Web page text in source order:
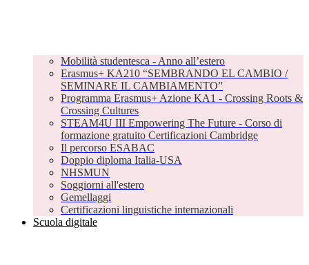
Mobilità studentesca - Anno all’estero
Erasmus+ KA210 “SEMBRANDO EL CAMBIO /
SEMINARE IL CAMBIAMENTO”
Programma Erasmus+ Azione KA1 - Crossing Roots &
Crossing Cultures
STEAM4U III Empowering The Future - Corso di
formazione gratuito Certificazioni Cambridge
Il percorso ESABAC
Doppio diploma Italia-USA
NHSMUN
Soggiorni all'estero
Gemellaggi
Certificazioni linguistiche internazionali
Scuola digitale